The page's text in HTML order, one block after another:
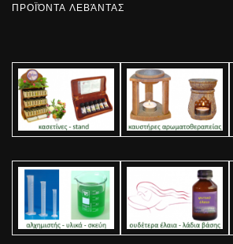
ΠΡΟΪΌΝΤΑ ΛΕΒΆΝΤΑΣ